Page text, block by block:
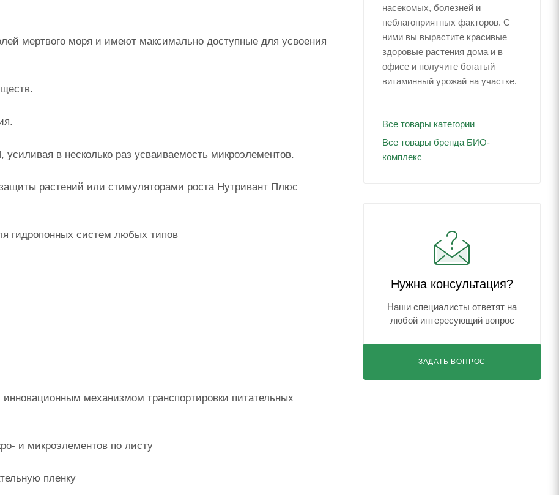
мертвого моря и имеют максимально доступные для усвоения
питания.
в несколько раз усваиваемость микроэлементов.
растений или стимуляторами роста Нутривант Плюс
гидропонных систем любых типов
механизмом транспортировки питательных
и микроэлементов по листу
пленку
насекомых, болезней и
неблагоприятных факторов. С
ними вы вырастите красивые
здоровые растения дома и в
офисе и получите богатый
витаминный урожай на участке.
Все товары категории
Все товары бренда БИО-
комплекс
Нужна консультация?
Наши специалисты ответят на
любой интересующий вопрос
ЗАДАТЬ ВОПРОС